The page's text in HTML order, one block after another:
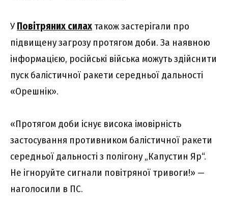
УПовітряних силах також застерігали про
підвищену загрозу протягом доби. За наявною
інформацією, російські війська можуть здійснити
пуск балістичної ракети середньої дальності
«Орешнік».
«Протягом доби існує висока імовірність
застосування противником балістичної ракети
середньої дальності з полігону „Капустин Яр“.
Не ігноруйте сигнали повітряної тривоги!» —
наголосили в ПС.